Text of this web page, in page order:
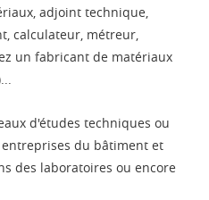
adjoint technique,
calculateur, métreur,
un fabricant de matériaux
d'études techniques ou
du bâtiment et
des laboratoires ou encore